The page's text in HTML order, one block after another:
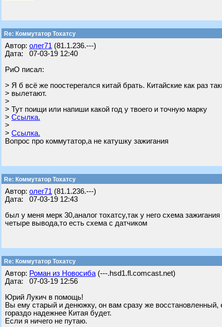
Re: Коммутатор Тохатсу
Автор: олег71 (81.1.236.---)
Дата: 07-03-19 12:40
РиО писал:
> Я б всё же поостерегался китай брать. Китайские как раз
> вылетают.
>
> Тут поищи или напиши какой год у твоего и точную марку
> Ссылка.
>
> Ссылка.
Вопрос про коммутатор,а не катушку зажигания
Re: Коммутатор Тохатсу
Автор: олег71 (81.1.236.---)
Дата: 07-03-19 12:43
был у меня мерк 30,аналог тохатсу,так у него схема
четыре вывода,то есть схема с датчиком
Re: Коммутатор Тохатсу
Автор: Роман из Новосиба (---.hsd1.fl.comcast.net)
Дата: 07-03-19 12:56
Юрий Лукич в помощь!
Вы ему старый и денюжку, он вам сразу же
гораздо надежнее Китая будет.
Если я ничего не путаю.